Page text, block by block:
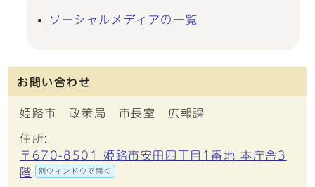
ソーシャルメディアの一覧
お問い合わせ
姫路市 政策局 市長室 広報課
住所:
〒670-8501 姫路市安田四丁目1番地 本庁舎3
階
別ウィンドウで開く